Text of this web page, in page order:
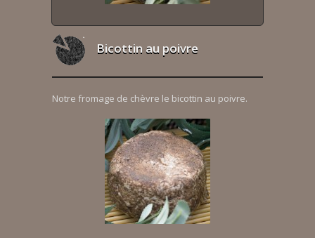
Bicottin au poivre
Notre fromage de chèvre le bicottin au poivre.